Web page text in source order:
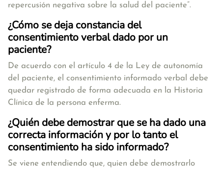
repercusión negativa sobre la salud del paciente”.
¿Cómo se deja constancia del
consentimiento verbal dado por un
paciente?
De acuerdo con el artículo 4 de la Ley de autonomía
del paciente, el consentimiento informado verbal debe
quedar registrado de forma adecuada en la Historia
Clínica de la persona enferma.
¿Quién debe demostrar que se ha dado una
correcta información y por lo tanto el
consentimiento ha sido informado?
Se viene entendiendo que, quien debe demostrarlo